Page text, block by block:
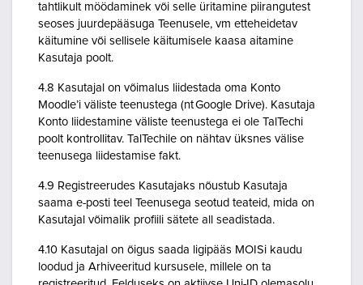
tahtlikult möödaminek või selle üritamine piirangutest
seoses juurdepääsuga Teenusele, vm etteheidetav
käitumine või sellisele käitumisele kaasa aitamine
Kasutaja poolt.
4.8 Kasutajal on võimalus liidestada oma Konto
Moodle’i väliste teenustega (nt Google Drive). Kasutaja
Konto liidestamine väliste teenustega ei ole TalTechi
poolt kontrollitav. TalTechile on nähtav üksnes välise
teenusega liidestamise fakt.
4.9 Registreerudes Kasutajaks nõustub Kasutaja
saama e-posti teel Teenusega seotud teateid, mida on
Kasutajal võimalik profiili sätete all seadistada.
4.10 Kasutajal on õigus saada ligipääs MOISi kaudu
loodud ja Arhiveeritud kursusele, millele on ta